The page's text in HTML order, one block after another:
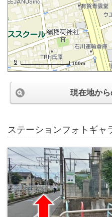
100m
現在地か
ステーションフォトギャ